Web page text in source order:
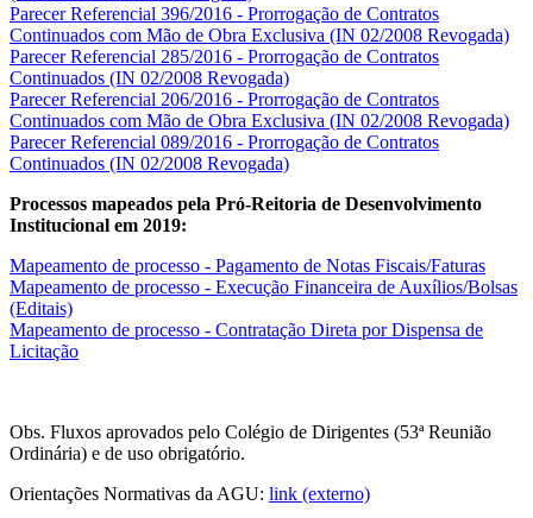
Parecer Referencial 396/2016 - Prorrogação de Contratos
Continuados com Mão de Obra Exclusiva (IN 02/2008 Revogada)
Parecer Referencial 285/2016 - Prorrogação de Contratos
Continuados (IN 02/2008 Revogada)
Parecer Referencial 206/2016 - Prorrogação de Contratos
Continuados com Mão de Obra Exclusiva (IN 02/2008 Revogada)
Parecer Referencial 089/2016 - Prorrogação de Contratos
Continuados (IN 02/2008 Revogada)
Processos mapeados pela Pró-Reitoria de Desenvolvimento
Institucional em 2019:
Mapeamento de processo - Pagamento de Notas Fiscais/Faturas
Mapeamento de processo - Execução Financeira de Auxílios/Bolsas
(Editais)
Mapeamento de processo - Contratação Direta por Dispensa de
Licitação
Obs. Fluxos aprovados pelo Colégio de Dirigentes (53ª Reunião
Ordinária) e de uso obrigatório.
Orientações Normativas da AGU: link (externo)